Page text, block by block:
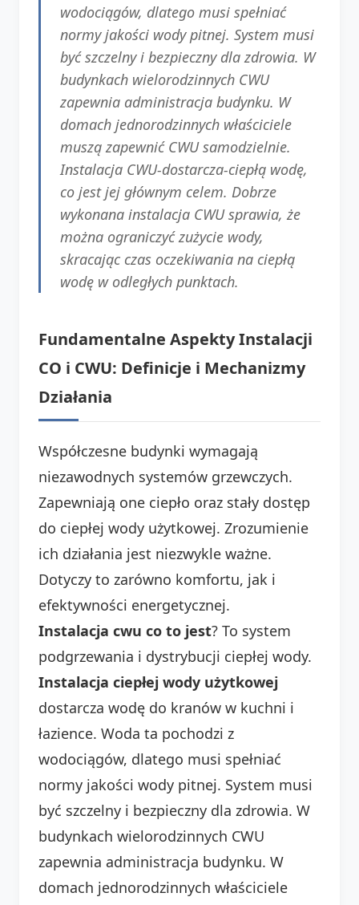
wodociągów, dlatego musi spełniać
normy jakości wody pitnej. System musi
być szczelny i bezpieczny dla zdrowia. W
budynkach wielorodzinnych CWU
zapewnia administracja budynku. W
domach jednorodzinnych właściciele
muszą zapewnić CWU samodzielnie.
Instalacja CWU-dostarcza-ciepłą wodę,
co jest jej głównym celem. Dobrze
wykonana instalacja CWU sprawia, że
można ograniczyć zużycie wody,
skracając czas oczekiwania na ciepłą
wodę w odległych punktach.
Fundamentalne Aspekty Instalacji
CO i CWU: Definicje i Mechanizmy
Działania
Współczesne budynki wymagają
niezawodnych systemów grzewczych.
Zapewniają one ciepło oraz stały dostęp
do ciepłej wody użytkowej. Zrozumienie
ich działania jest niezwykle ważne.
Dotyczy to zarówno komfortu, jak i
efektywności energetycznej.
Instalacja cwu co to jest? To system
podgrzewania i dystrybucji ciepłej wody.
Instalacja ciepłej wody użytkowej
dostarcza wodę do kranów w kuchni i
łazience. Woda ta pochodzi z
wodociągów, dlatego musi spełniać
normy jakości wody pitnej. System musi
być szczelny i bezpieczny dla zdrowia. W
budynkach wielorodzinnych CWU
zapewnia administracja budynku. W
domach jednorodzinnych właściciele